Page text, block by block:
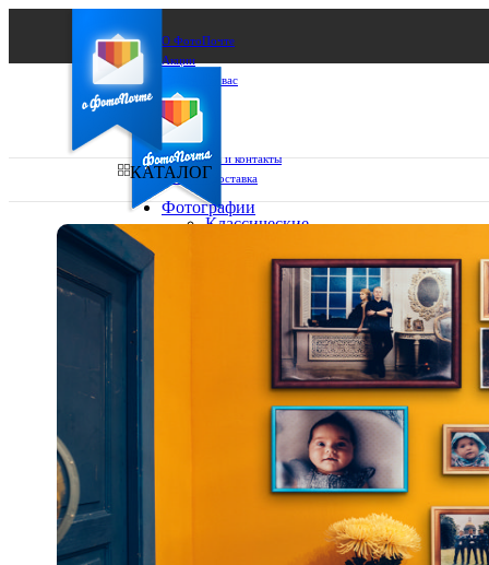
О ФотоПочте
Акции
Сделаем за вас
Бизнесу
FAQ
Франшиза
Поддержка и контакты
Оплата и доставка
Ваш город:
Выберите из списка:
КАТАЛОГ
Фотографии
Классические
10х10
10х15
13х18
15х15
15х20
20х20
20х30
30х30
30х40